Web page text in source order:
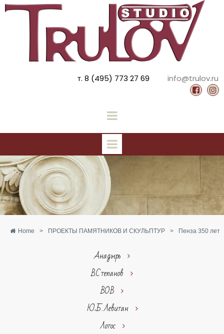
т. 8 (495) 773 27 69 info@trulov.ru
Home > ПРОЕКТЫ ПАМЯТНИКОВ И СКУЛЬПТУР > Пенза 350 лет
Анадырь
В.Степанов
ВОВ
Ю.Б.Левитан
Лотос